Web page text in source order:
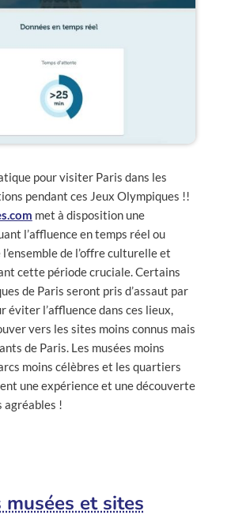
pour visiter Paris dans les
pendant ces Jeux Olympiques !!
met à disposition une
l’affluence en temps réel ou
de l’offre culturelle et
cette période cruciale. Certains
de Paris seront pris d’assaut par
éviter l’affluence dans ces lieux,
vers les sites moins connus mais
de Paris. Les musées moins
moins célèbres et les quartiers
une expérience et une découverte
agréables !
et sites